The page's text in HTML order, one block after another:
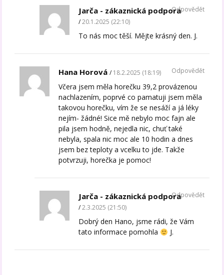
Jarča - zákaznická podpora
20.1.2025 (22:10)
To nás moc těší. Mějte krásný den. J.
Odpovědět
Hana Horová 18.2.2025 (18:19)
Včera jsem měla horečku 39,2 provázenou
nachlazením, poprvé co pamatuji jsem měla
takovou horečku, vím že se nesáží a já léky
nejím- žádné! Sice mě nebylo moc fajn ale
pila jsem hodně, nejedla nic, chuť také
nebyla, spala nic moc ale 10 hodin a dnes
jsem bez teploty a vcelku to jde. Takže
potvrzuji, horečka je pomoc!
Odpovědět
Jarča - zákaznická podpora
2.3.2025 (21:50)
Dobrý den Hano, jsme rádi, že Vám
tato informace pomohla
J.
Odpovědět